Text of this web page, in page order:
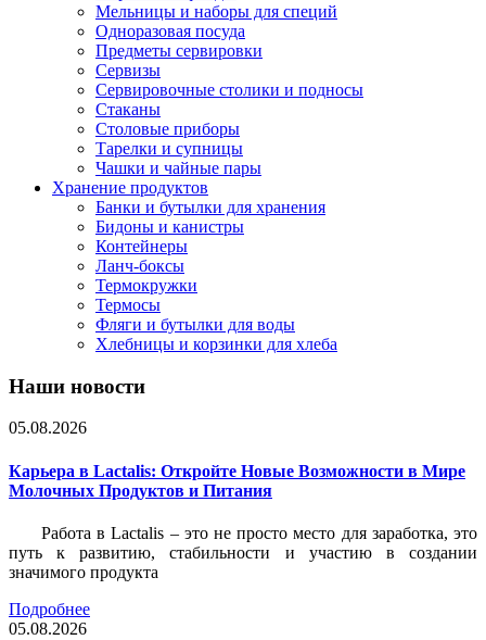
Мельницы и наборы для специй
Одноразовая посуда
Предметы сервировки
Сервизы
Сервировочные столики и подносы
Стаканы
Столовые приборы
Тарелки и супницы
Чашки и чайные пары
Хранение продуктов
Банки и бутылки для хранения
Бидоны и канистры
Контейнеры
Ланч-боксы
Термокружки
Термосы
Фляги и бутылки для воды
Хлебницы и корзинки для хлеба
Наши новости
05.08.2026
Карьера в Lactalis: Откройте Новые Возможности в Мире
Молочных Продуктов и Питания
Работа в Lactalis – это не просто место для заработка, это
путь к развитию, стабильности и участию в создании
значимого продукта
Подробнее
05.08.2026